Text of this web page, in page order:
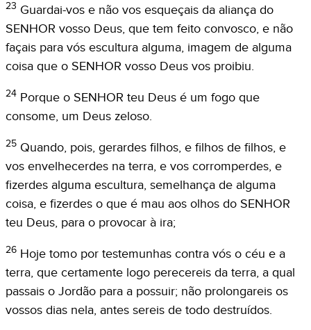
23 Guardai-vos e não vos esqueçais da aliança do
SENHOR vosso Deus, que tem feito convosco, e não
façais para vós escultura alguma, imagem de alguma
coisa que o SENHOR vosso Deus vos proibiu.
24 Porque o SENHOR teu Deus é um fogo que
consome, um Deus zeloso.
25 Quando, pois, gerardes filhos, e filhos de filhos, e
vos envelhecerdes na terra, e vos corromperdes, e
fizerdes alguma escultura, semelhança de alguma
coisa, e fizerdes o que é mau aos olhos do SENHOR
teu Deus, para o provocar à ira;
26 Hoje tomo por testemunhas contra vós o céu e a
terra, que certamente logo perecereis da terra, a qual
passais o Jordão para a possuir; não prolongareis os
vossos dias nela, antes sereis de todo destruídos.